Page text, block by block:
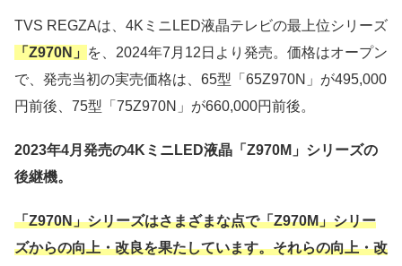
TVS REGZAは、4KミニLED液晶テレビの最上位シリーズ
「Z970N」
を、2024年7月12日より発売。価格はオープン
で、発売当初の実売価格は、65型「65Z970N」が495,000
円前後、75型「75Z970N」が660,000円前後。
2023年4月発売の4KミニLED液晶「Z970M」シリーズの
後継機。
「Z970N」シリーズはさまざまな点で「Z970M」シリー
ズからの向上・改良を果たしています。それらの向上・改